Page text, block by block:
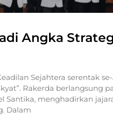
Angka
Sejahtera serentak
Rakerda berlangsung
Santika, menghadirkan
Dalam